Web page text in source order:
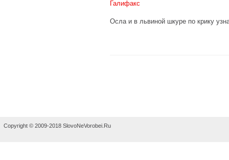
Галифакс
Осла и в львиной шкуре по крику
Copyright © 2009-2018 SlovoNeVorobei.Ru